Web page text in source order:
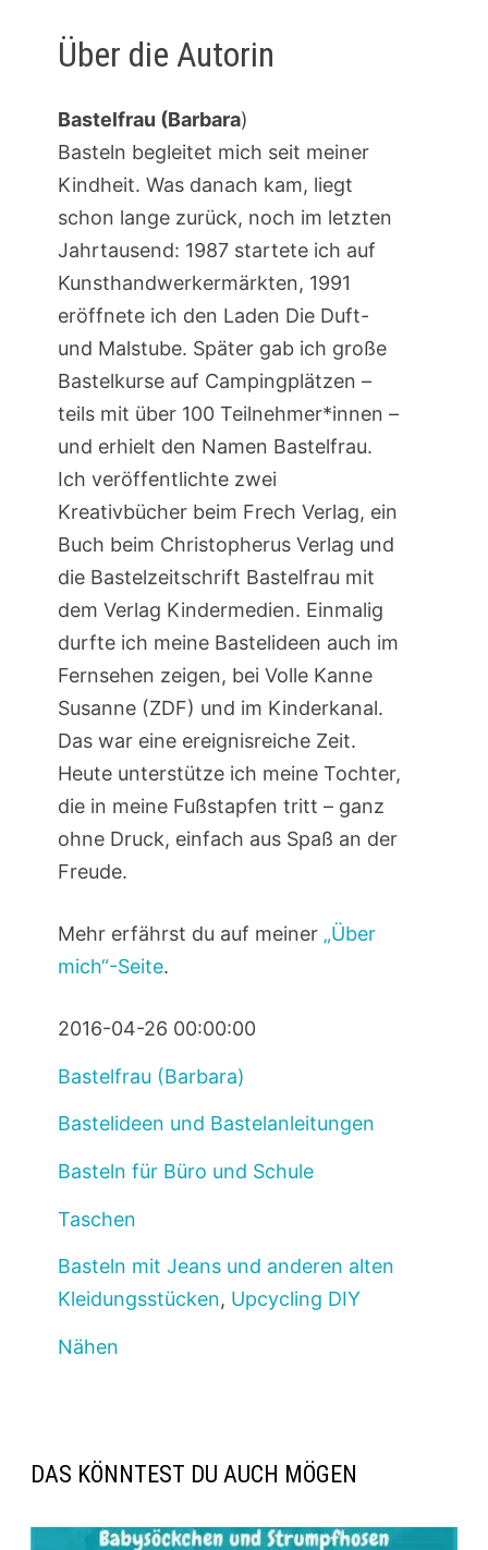
Über die Autorin
Bastelfrau (Barbara)
Basteln begleitet mich seit meiner
Kindheit. Was danach kam, liegt
schon lange zurück, noch im letzten
Jahrtausend: 1987 startete ich auf
Kunsthandwerkermärkten, 1991
eröffnete ich den Laden Die Duft-
und Malstube. Später gab ich große
Bastelkurse auf Campingplätzen –
teils mit über 100 Teilnehmer*innen –
und erhielt den Namen Bastelfrau.
Ich veröffentlichte zwei
Kreativbücher beim Frech Verlag, ein
Buch beim Christopherus Verlag und
die Bastelzeitschrift Bastelfrau mit
dem Verlag Kindermedien. Einmalig
durfte ich meine Bastelideen auch im
Fernsehen zeigen, bei Volle Kanne
Susanne (ZDF) und im Kinderkanal.
Das war eine ereignisreiche Zeit.
Heute unterstütze ich meine Tochter,
die in meine Fußstapfen tritt – ganz
ohne Druck, einfach aus Spaß an der
Freude.
Mehr erfährst du auf meiner „Über
mich“-Seite.
2016-04-26 00:00:00
Bastelfrau (Barbara)
Bastelideen und Bastelanleitungen
Basteln für Büro und Schule
Taschen
Basteln mit Jeans und anderen alten
Kleidungsstücken, Upcycling DIY
Nähen
DAS KÖNNTEST DU AUCH MÖGEN